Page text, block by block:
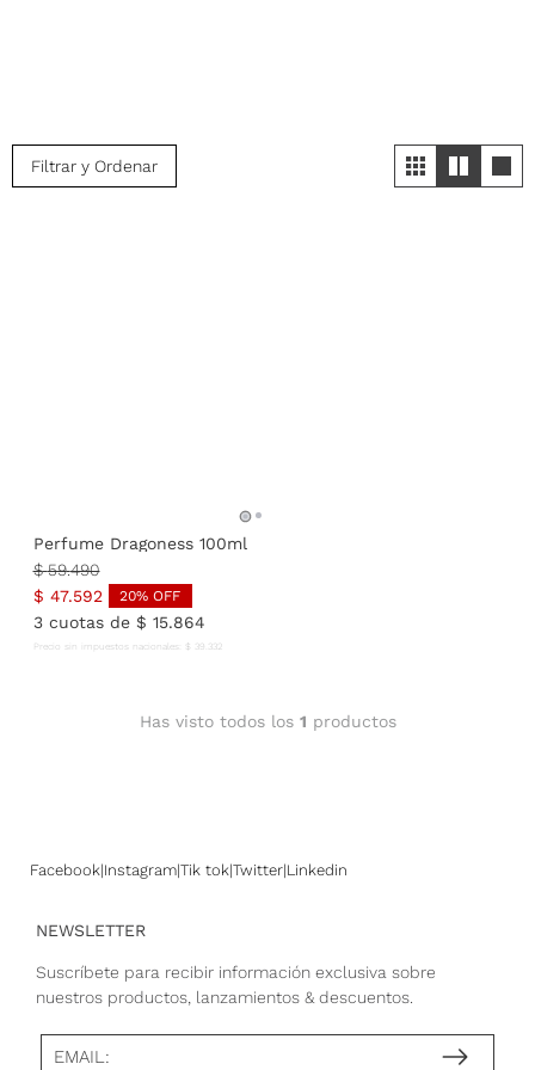
Filtrar y Ordenar
Perfume Dragoness 100ml
$ 59.490
$ 47.592 20% OFF
3cuotas de $ 15.864
Precio sin impuestos nacionales: $ 39 332
Has visto todos los 1 productos
Facebook Instagram Tik tok Twitter Linkedin
NEWSLETTER
Suscríbete para recibir información exclusiva sobre
nuestros productos, lanzamientos & descuentos.
EMAIL: